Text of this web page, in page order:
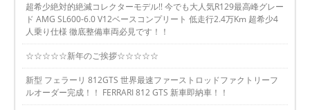
超希少絶対的絶滅コレクターモデル!! 今でも大人気R129最高峰グレー
ド AMG SL600-6.0 V12ベースコンプリート 低走行2.4万Km 超希少4
人乗り仕様 徹底整備車両必見です！！
☆☆☆☆☆新年のご挨拶☆☆☆☆☆
新型 フェラーリ 812GTS 世界最速ファーストロッドファクトリーフ
ルオーダー完成！！ FERRARI 812 GTS 新車即納車！！